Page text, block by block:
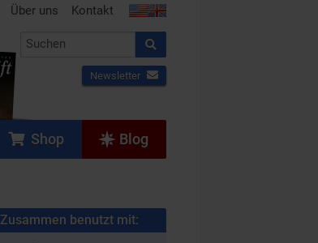
Über uns Kontakt
Newsletter
Shop Blog
Zusammen benutzt mit: